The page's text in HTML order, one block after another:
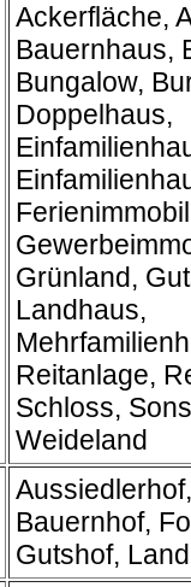
Ackerfläche,
Bauernhaus,
Bungalow,
Doppelhaus,
Grünland,
Landhaus,
Reitanlage,
Schloss,
Weideland
Bauernhof,
Gutshof,